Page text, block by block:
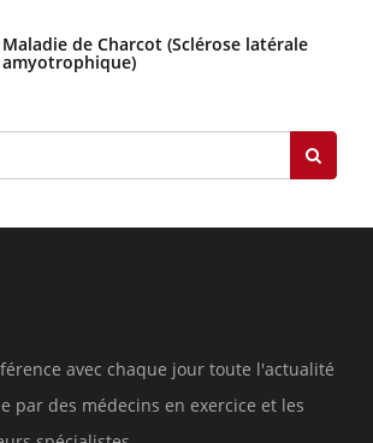
Maladie de Charcot (Sclérose latérale
amyotrophique)
avec chaque jour toute l'actualité
par des médecins en exercice et les